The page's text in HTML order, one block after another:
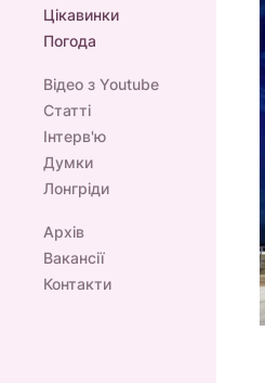
Цікавинки
Погода
Відео з Youtube
Статті
Інтерв'ю
Думки
Лонгріди
Архів
Вакансії
Контакти